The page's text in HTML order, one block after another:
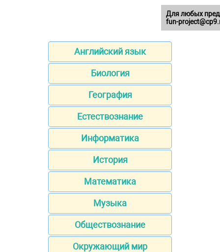
Английский язык
Биология
География
Естествознание
Информатика
История
Математика
Музыка
Обществознание
Окружающий мир
Для любых
fun-